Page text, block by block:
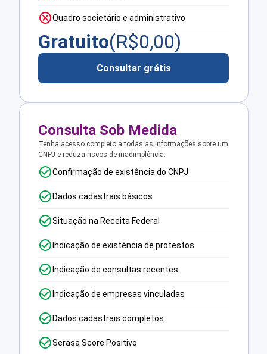
Quadro societário e administrativo
Gratuito(R$0,00)
Consultar grátis
Consulta Sob Medida
Tenha acesso completo a todas as informações sobre um
CNPJ e reduza riscos de inadimplência.
Confirmação de existência do CNPJ
Dados cadastrais básicos
Situação na Receita Federal
Indicação de existência de protestos
Indicação de consultas recentes
Indicação de empresas vinculadas
Dados cadastrais completos
Serasa Score Positivo